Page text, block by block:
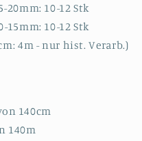
20mm: 10-12 Stk
15mm: 10-12 Stk
4m - nur hist. Verarb.)
140cm
140m